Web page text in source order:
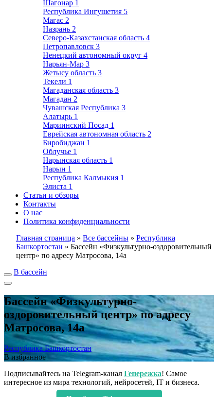
Шагонар 1
Республика Ингушетия 5
Магас 2
Назрань 2
Северо-Казахстанская область 4
Петропавловск 3
Ненецкий автономный округ 4
Нарьян-Мар 3
Жетысу область 3
Текели 1
Магаданская область 3
Магадан 2
Чувашская Республика 3
Алатырь 1
Мариинский Посад 1
Еврейская автономная область 2
Биробиджан 1
Облучье 1
Нарынская область 1
Нарын 1
Республика Калмыкия 1
Элиста 1
Статьи и обзоры
Контакты
О нас
Политика конфиденциальности
Главная страница » Все бассейны » Республика
Башкортостан » Бассейн «Физкультурно-оздоровительный
центр» по адресу Матросова, 14а
В бассейн
Бассейн «Физкультурно-
оздоровительный центр» по адресу
Матросова, 14а
Республика Башкортостан
В избранное
Подписывайтесь на Telegram-канал Генережка! Самое
интересное из мира технологий, нейросетей, IT и бизнеса.